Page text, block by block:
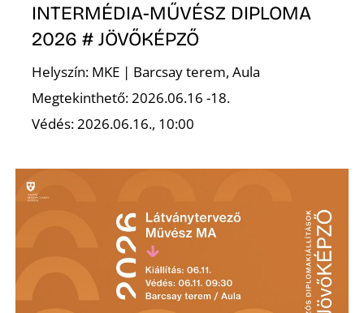
INTERMÉDIA-MŰVÉSZ DIPLOMA
2026 # JÖVŐKÉPZŐ
Helyszín: MKE | Barcsay terem, Aula
Megtekinthető: 2026.06.16 -18.
Védés: 2026.06.16., 10:00